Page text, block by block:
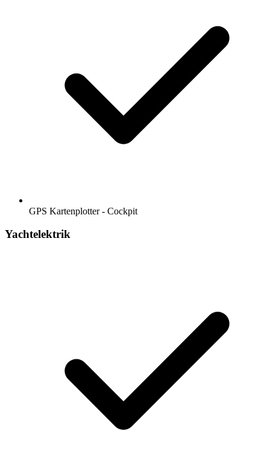
GPS Kartenplotter - Cockpit
Yachtelektrik